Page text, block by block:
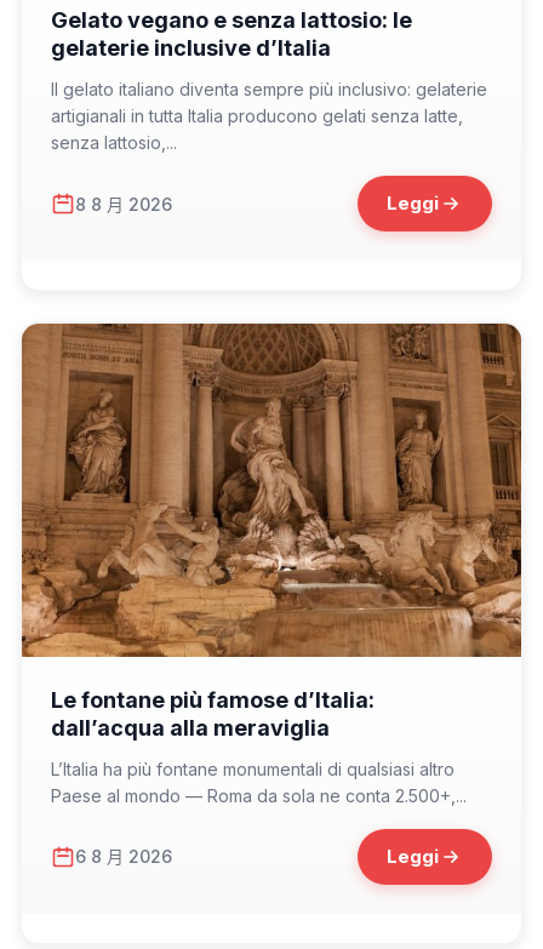
Gelato vegano e senza lattosio: le
gelaterie inclusive d’Italia
Il gelato italiano diventa sempre più inclusivo: gelaterie
artigianali in tutta Italia producono gelati senza latte,
senza lattosio,...
8 8 月 2026 Leggi
Le fontane più famose d’Italia:
dall’acqua alla meraviglia
L’Italia ha più fontane monumentali di qualsiasi altro
Paese al mondo — Roma da sola ne conta 2.500+,...
6 8 月 2026 Leggi